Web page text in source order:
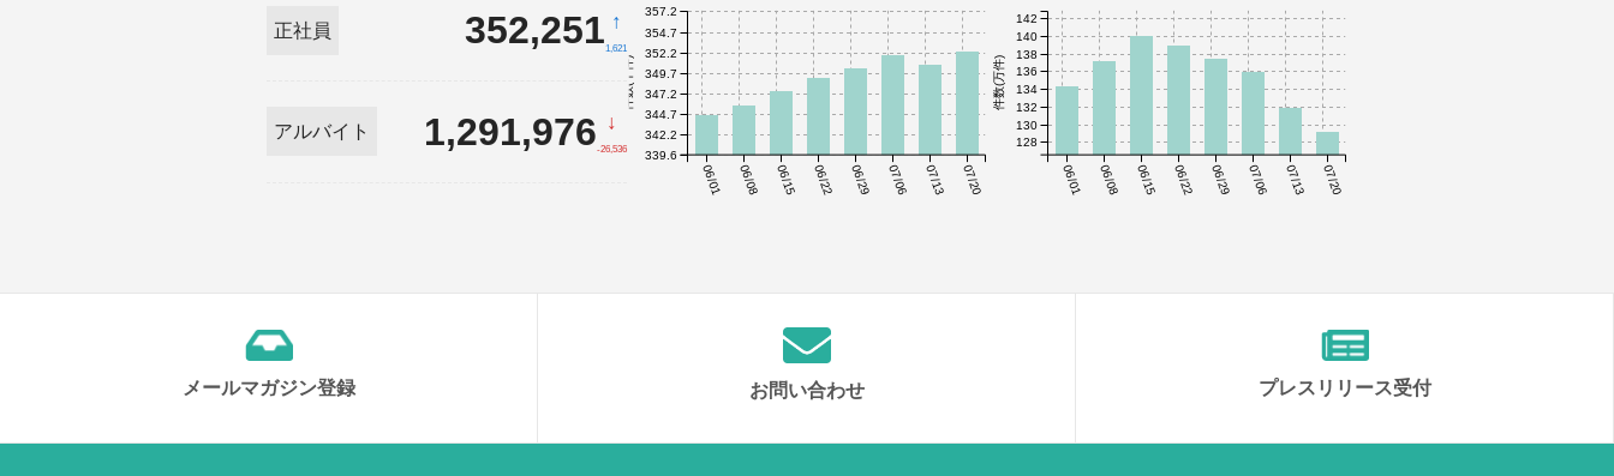
正社員 352,251 ↑
1,621
アルバイト 1,291,976 ↓
-26,536
06/01 06/08 06/15 06/22 06/29 07/06 07/13 07/20
件数(千件)
339.6
342.2
344.7
347.2
349.7
352.2
354.7
357.2
06/01 06/08 06/15 06/22 06/29 07/06 07/13 07/20
件数(万件)
128
130
132
134
136
138
140
142
メールマガジン登録 お問い合わせ プレスリリース受付